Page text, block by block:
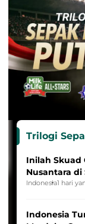
Trilogi
Inilah Skuad
Nusantara di
Indonesia1 hari
Indonesia